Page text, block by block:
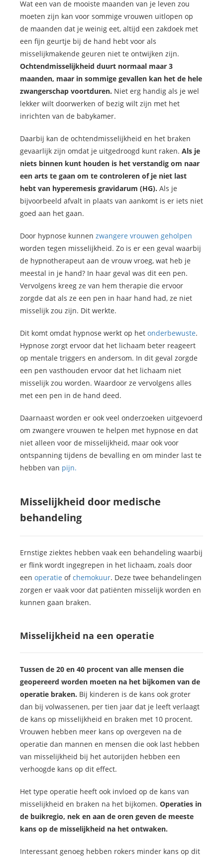
Wat een van de mooiste maanden van je leven zou
moeten zijn kan voor sommige vrouwen uitlopen op
de maanden dat je weinig eet, altijd een zakdoek met
een fijn geurtje bij de hand hebt voor als
misselijkmakende geuren niet te ontwijken zijn.
Ochtendmisselijkheid duurt normaal maar 3
maanden, maar in sommige gevallen kan het de hele
zwangerschap voortduren. Niet erg handig als je wel
lekker wilt doorwerken of bezig wilt zijn met het
inrichten van de babykamer.
Daarbij kan de ochtendmisselijkheid en het braken
gevaarlijk zijn omdat je uitgedroogd kunt raken. Als je
niets binnen kunt houden is het verstandig om naar
een arts te gaan om te controleren of je niet last
hebt van hyperemesis gravidarum (HG). Als je
bijvoorbeeld afvalt in plaats van aankomt is er iets niet
goed aan het gaan.
Door hypnose kunnen zwangere vrouwen geholpen
worden tegen misselijkheid. Zo is er een geval waarbij
de hypnotherapeut aan de vrouw vroeg, wat heb je
meestal in je hand? In haar geval was dit een pen.
Vervolgens kreeg ze van hem therapie die ervoor
zorgde dat als ze een pen in haar hand had, ze niet
misselijk zou zijn. Dit werkte.
Dit komt omdat hypnose werkt op het onderbewuste.
Hypnose zorgt ervoor dat het lichaam beter reageert
op mentale triggers en andersom. In dit geval zorgde
een pen vasthouden ervoor dat het lichaam niet
misselijk zou worden. Waardoor ze vervolgens alles
met een pen in de hand deed.
Daarnaast worden er ook veel onderzoeken uitgevoerd
om zwangere vrouwen te helpen met hypnose en dat
niet alleen voor de misselijkheid, maar ook voor
ontspanning tijdens de bevalling en om minder last te
hebben van pijn.
Misselijkheid door medische
behandeling
Ernstige ziektes hebben vaak een behandeling waarbij
er flink wordt ingegrepen in het lichaam, zoals door
een operatie ofchemokuur. Deze twee behandelingen
zorgen er vaak voor dat patiënten misselijk worden en
kunnen gaan braken.
Misselijkheid na een operatie
Tussen de 20 en 40 procent van alle mensen die
geopereerd worden moeten na het bijkomen van de
operatie braken. Bij kinderen is de kans ook groter
dan bij volwassenen, per tien jaar dat je leeft verlaagt
de kans op misselijkheid en braken met 10 procent.
Vrouwen hebben meer kans op overgeven na de
operatie dan mannen en mensen die ook last hebben
van misselijkheid bij het autorijden hebben een
verhoogde kans op dit effect.
Het type operatie heeft ook invloed op de kans van
misselijkheid en braken na het bijkomen. Operaties in
de buikregio, nek en aan de oren geven de meeste
kans op de misselijkheid na het ontwaken.
Interessant genoeg hebben rokers minder kans op dit